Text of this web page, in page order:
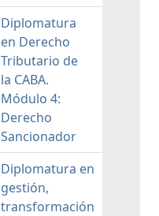
Diplomatura
en Derecho
Tributario de
la CABA.
Módulo 4:
Derecho
Sancionador
Diplomatura en
gestión,
transformación